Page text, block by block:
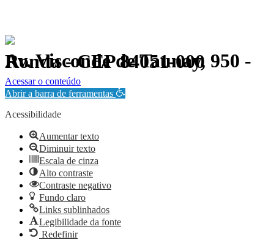
Av. Visconde de Taunay, 950 - Ronda - CEP 84051-000
Política de Privacidade.
Acessar o conteúdo
Abrir a barra de ferramentas
Acessibilidade
Aumentar texto
Diminuir texto
Escala de cinza
Alto contraste
Contraste negativo
Fundo claro
Links sublinhados
Legibilidade da fonte
Redefinir